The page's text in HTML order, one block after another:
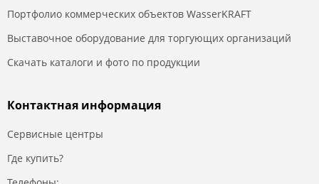
Портфолио коммерческих объектов WasserKRAFT
Выставочное оборудование для торгующих организаций
Скачать каталоги и фото по продукции
Контактная информация
Сервисные центры
Где купить?